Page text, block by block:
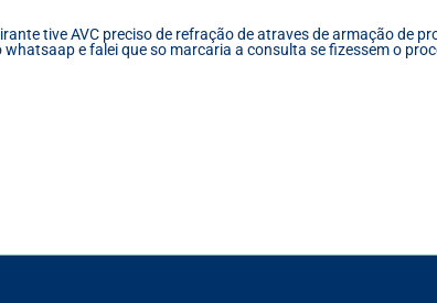
tive AVC preciso de refração de atraves de armação de
e falei que so marcaria a consulta se fizessem o